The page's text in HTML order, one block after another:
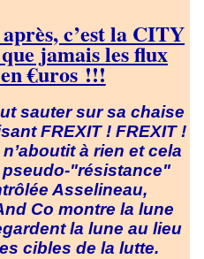
c’est la CITY
jamais les flux
€uros !!!
sauter sur sa chaise
FREXIT ! FREXIT !
à rien et cela
"résistance"
Asselineau,
Co montre la lune
la lune au lieu
cibles de la lutte.